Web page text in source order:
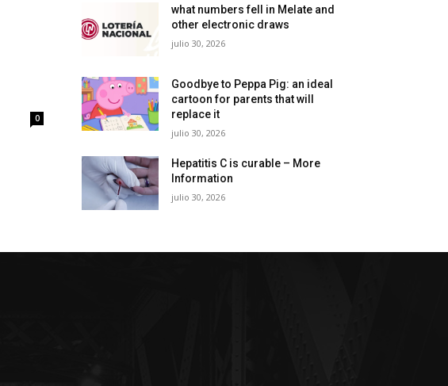
0
what numbers fell in Melate and
other electronic draws
julio 30, 2026
Goodbye to Peppa Pig: an ideal
cartoon for parents that will
replace it
julio 30, 2026
Hepatitis C is curable – More
Information
julio 30, 2026